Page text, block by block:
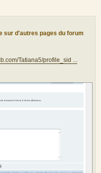
sur d'autres pages du forum
Tatiana5/profile_sid ...